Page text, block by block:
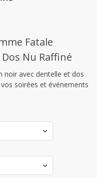
Fatale
Nu Raffiné
noir avec dentelle et dos
soirées et événements